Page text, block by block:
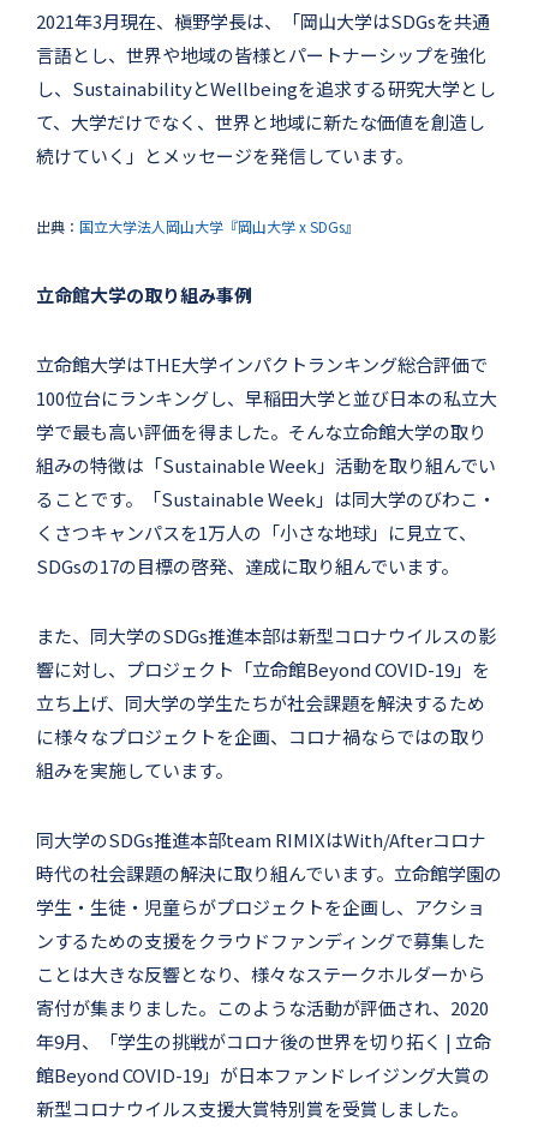
2021年3月現在、槇野学長は、「岡山大学はSDGsを共通
言語とし、世界や地域の皆様とパートナーシップを強化
し、SustainabilityとWellbeingを追求する研究大学とし
て、大学だけでなく、世界と地域に新たな価値を創造し
続けていく」とメッセージを発信しています。
出典： 国立大学法人岡山大学『岡山大学 x SDGs』
立命館大学の取り組み事例
立命館大学はTHE大学インパクトランキング総合評価で
100位台にランキングし、早稲田大学と並び日本の私立大
学で最も高い評価を得ました。そんな立命館大学の取り
組みの特徴は「Sustainable Week」活動を取り組んでい
ることです。「Sustainable Week」は同大学のびわこ・
くさつキャンパスを1万人の「小さな地球」に見立て、
SDGsの17の目標の啓発、達成に取り組んでいます。
また、同大学のSDGs推進本部は新型コロナウイルスの影
響に対し、プロジェクト「立命館Beyond COVID-19」を
立ち上げ、同大学の学生たちが社会課題を解決するため
に様々なプロジェクトを企画、コロナ禍ならではの取り
組みを実施しています。
同大学のSDGs推進本部team RIMIXはWith/Afterコロナ
時代の社会課題の解決に取り組んでいます。立命館学園の
学生・生徒・児童らがプロジェクトを企画し、アクショ
ンするための支援をクラウドファンディングで募集した
ことは大きな反響となり、様々なステークホルダーから
寄付が集まりました。このような活動が評価され、2020
年9月、「学生の挑戦がコロナ後の世界を切り拓く | 立命
館Beyond COVID-19」が日本ファンドレイジング大賞の
新型コロナウイルス支援大賞特別賞を受賞しました。